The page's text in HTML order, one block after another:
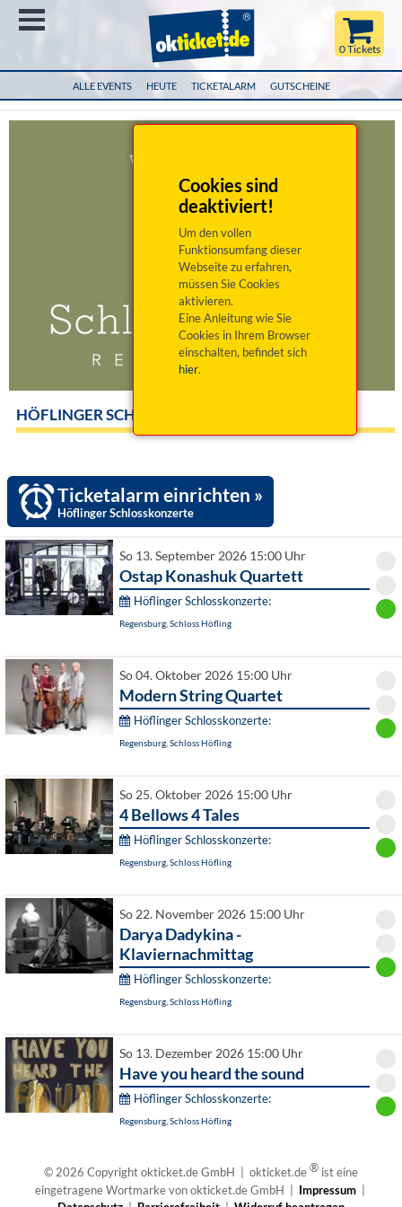
ALLE EVENTS HEUTE TICKETALARM GUTSCHEINE
0 Tickets
Cookies sind
deaktiviert!
Um den vollen
Funktionsumfang dieser
Webseite zu erfahren,
müssen Sie Cookies
aktivieren.
Eine Anleitung wie Sie
Cookies in Ihrem Browser
einschalten, befindet sich
hier.
HÖFLINGER SCHLOSSKONZERTE
Ticketalarm einrichten »
Höflinger Schlosskonzerte
So 13. September 2026 15:00 Uhr
Ostap Konashuk Quartett
Höflinger Schlosskonzerte:
Regensburg, Schloss Höfling
So 04. Oktober 2026 15:00 Uhr
Modern String Quartet
Höflinger Schlosskonzerte:
Regensburg, Schloss Höfling
So 25. Oktober 2026 15:00 Uhr
4 Bellows 4 Tales
Höflinger Schlosskonzerte:
Regensburg, Schloss Höfling
So 22. November 2026 15:00 Uhr
Darya Dadykina -
Klaviernachmittag
Höflinger Schlosskonzerte:
Regensburg, Schloss Höfling
So 13. Dezember 2026 15:00 Uhr
Have you heard the sound
Höflinger Schlosskonzerte:
Regensburg, Schloss Höfling
© 2026 Copyright okticket.de GmbH | okticket.de® ist eine
eingetragene Wortmarke von okticket.de GmbH | Impressum|